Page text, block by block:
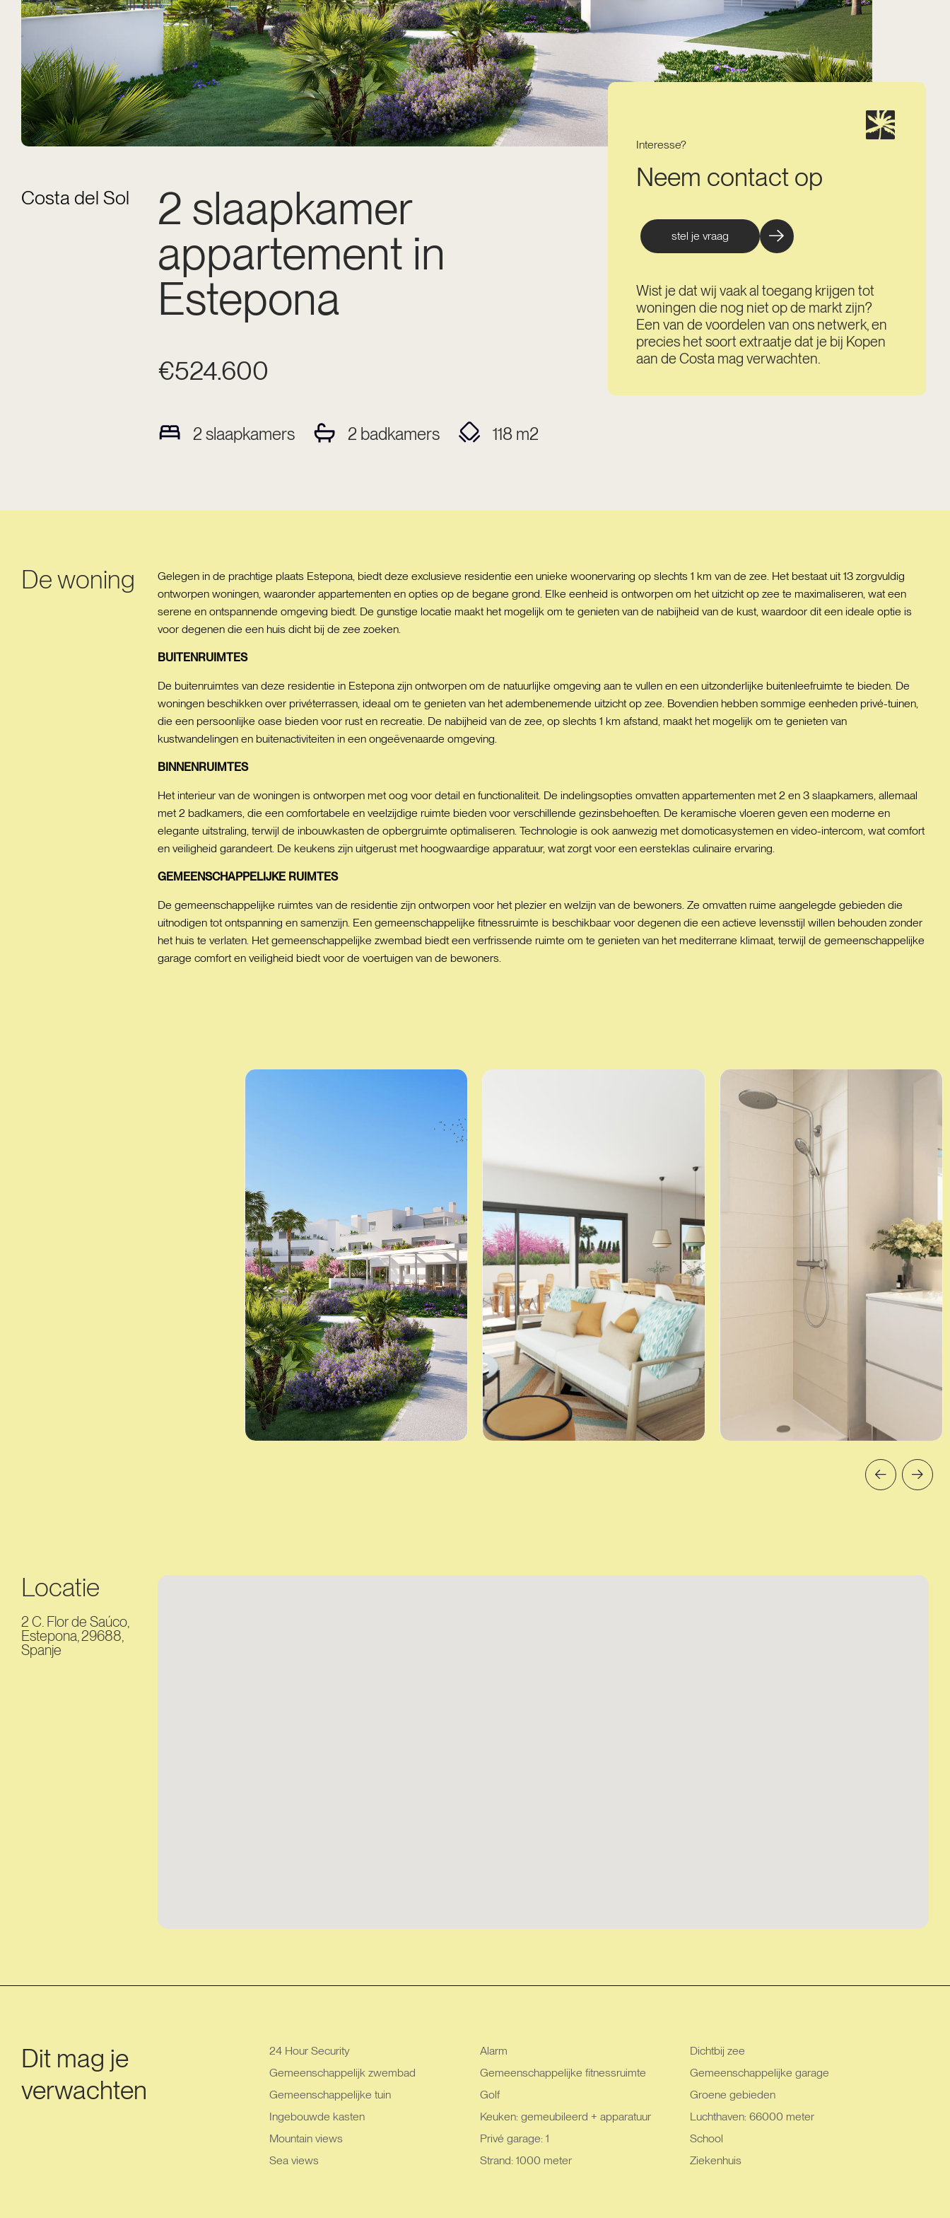
Costa del Sol
2 slaapkamer
appartement in
Estepona
€524.600
2 slaapkamers 2 badkamers 118 m2
Interesse?
Neem contact op
stel je vraag
Wist je dat wij vaak al toegang krijgen tot
woningen die nog niet op de markt zijn?
Een van de voordelen van ons netwerk, en
precies het soort extraatje dat je bij Kopen
aan de Costa mag verwachten.
De woning
Gelegen in de prachtige plaats Estepona, biedt deze exclusieve residentie een unieke woonervaring op slechts 1 km van de zee. Het bestaat uit 13 zorgvuldig
ontworpen woningen, waaronder appartementen en opties op de begane grond. Elke eenheid is ontworpen om het uitzicht op zee te maximaliseren, wat een
serene en ontspannende omgeving biedt. De gunstige locatie maakt het mogelijk om te genieten van de nabijheid van de kust, waardoor dit een ideale optie is
voor degenen die een huis dicht bij de zee zoeken.
BUITENRUIMTES
De buitenruimtes van deze residentie in Estepona zijn ontworpen om de natuurlijke omgeving aan te vullen en een uitzonderlijke buitenleefruimte te bieden. De
woningen beschikken over privéterrassen, ideaal om te genieten van het adembenemende uitzicht op zee. Bovendien hebben sommige eenheden privé-tuinen,
die een persoonlijke oase bieden voor rust en recreatie. De nabijheid van de zee, op slechts 1 km afstand, maakt het mogelijk om te genieten van
kustwandelingen en buitenactiviteiten in een ongeëvenaarde omgeving.
BINNENRUIMTES
Het interieur van de woningen is ontworpen met oog voor detail en functionaliteit. De indelingsopties omvatten appartementen met 2 en 3 slaapkamers, allemaal
met 2 badkamers, die een comfortabele en veelzijdige ruimte bieden voor verschillende gezinsbehoeften. De keramische vloeren geven een moderne en
elegante uitstraling, terwijl de inbouwkasten de opbergruimte optimaliseren. Technologie is ook aanwezig met domoticasystemen en video-intercom, wat comfort
en veiligheid garandeert. De keukens zijn uitgerust met hoogwaardige apparatuur, wat zorgt voor een eersteklas culinaire ervaring.
GEMEENSCHAPPELIJKE RUIMTES
De gemeenschappelijke ruimtes van de residentie zijn ontworpen voor het plezier en welzijn van de bewoners. Ze omvatten ruime aangelegde gebieden die
uitnodigen tot ontspanning en samenzijn. Een gemeenschappelijke fitnessruimte is beschikbaar voor degenen die een actieve levensstijl willen behouden zonder
het huis te verlaten. Het gemeenschappelijke zwembad biedt een verfrissende ruimte om te genieten van het mediterrane klimaat, terwijl de gemeenschappelijke
garage comfort en veiligheid biedt voor de voertuigen van de bewoners.
Locatie
2 C. Flor de Saúco,
Estepona, 29688,
Spanje
Dit mag je
verwachten
24 Hour Security Alarm
Dichtbij zee
Gemeenschappelijk zwembad
Gemeenschappelijke fitnessruimte
Gemeenschappelijke garage
Gemeenschappelijke tuin
Golf
Groene gebieden
Ingebouwde kasten
Keuken: gemeubileerd + apparatuur
Luchthaven: 66000 meter
Mountain views
Privé garage: 1
School
Sea views
Strand: 1000 meter Ziekenhuis